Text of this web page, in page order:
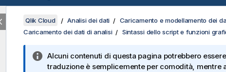
Qlik Cloud Analisi dei dati
Caricamento e modellamento dei
Caricamento dei dati di analisi
Sintassi dello script e funzioni
Alcuni contenuti di questa pagina potrebbero
traduzione è semplicemente per comodità, mentre